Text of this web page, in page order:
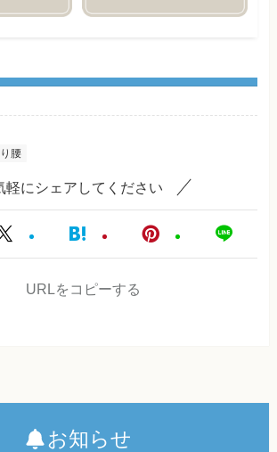
腰
軽にシェアしてください
URLをコピーする
お知らせ